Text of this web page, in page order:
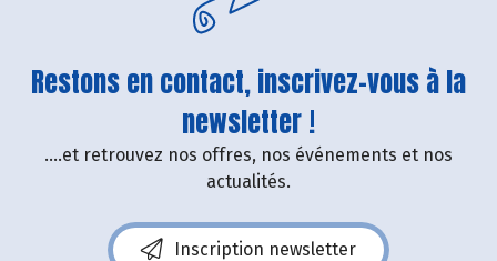
Restons en contact, inscrivez-vous à la
newsletter !
....et retrouvez nos offres, nos événements et nos
actualités.
Inscription newsletter